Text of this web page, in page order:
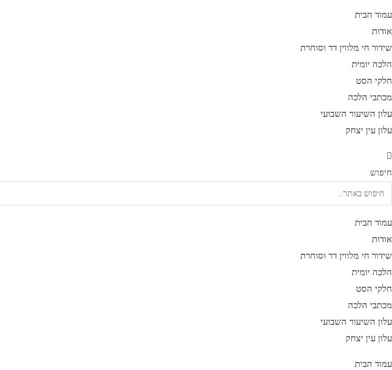
עמוד הבית
אודות
שידור חי מלווין דר וסוחרת
הלכה יומית
חלקי הסט
מכתבי הלכה
עלון השיעור השבועי
עלון עין יצחק
חיפוש
עמוד הבית
אודות
שידור חי מלווין דר וסוחרת
הלכה יומית
חלקי הסט
מכתבי הלכה
עלון השיעור השבועי
עלון עין יצחק
עמוד הבית